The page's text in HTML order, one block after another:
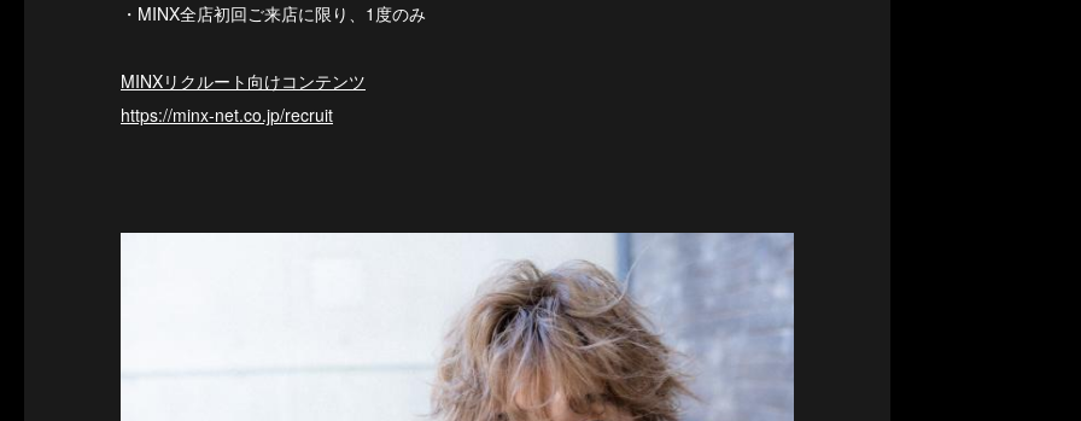
・MINX全店初回ご来店に限り、1度のみ
MINXリクルート向けコンテンツ
https://minx-net.co.jp/recruit